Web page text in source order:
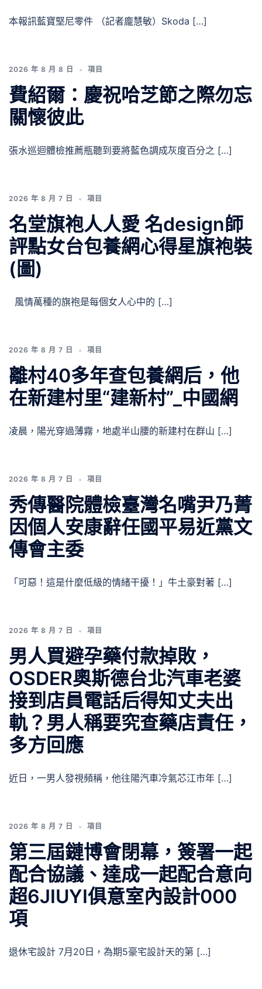
本報訊藍寶堅尼零件 （記者龐慧敏）Skoda […]
2026 年 8 月 8 日 項目
費紹爾：慶祝哈芝節之際勿忘
關懷彼此
張水巡迴體檢推薦瓶聽到要將藍色調成灰度百分之 […]
2026 年 8 月 7 日 項目
名堂旗袍人人愛 名design師
評點女台包養網心得星旗袍裝
(圖)
風情萬種的旗袍是每個女人心中的 […]
2026 年 8 月 7 日 項目
離村40多年查包養網后，他
在新建村里“建新村”_中國網
凌晨，陽光穿過薄霧，地處半山腰的新建村在群山 […]
2026 年 8 月 7 日 項目
秀傳醫院體檢臺灣名嘴尹乃菁
因個人安康辭任國平易近黨文
傳會主委
「可惡！這是什麼低級的情緒干擾！」牛土豪對著 […]
2026 年 8 月 7 日 項目
男人買避孕藥付款掉敗，
OSDER奧斯德台北汽車老婆
接到店員電話后得知丈夫出
軌？男人稱要究查藥店責任，
多方回應
近日，一男人發視頻稱，他往陽汽車冷氣芯江市年 […]
2026 年 8 月 7 日 項目
第三屆鏈博會閉幕，簽署一起
配合協議、達成一起配合意向
超6JIUYI俱意室內設計000
項
退休宅設計 7月20日，為期5豪宅設計天的第 […]